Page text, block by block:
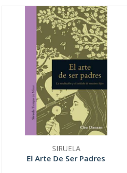
SIRUELA
El Arte De Ser Padres